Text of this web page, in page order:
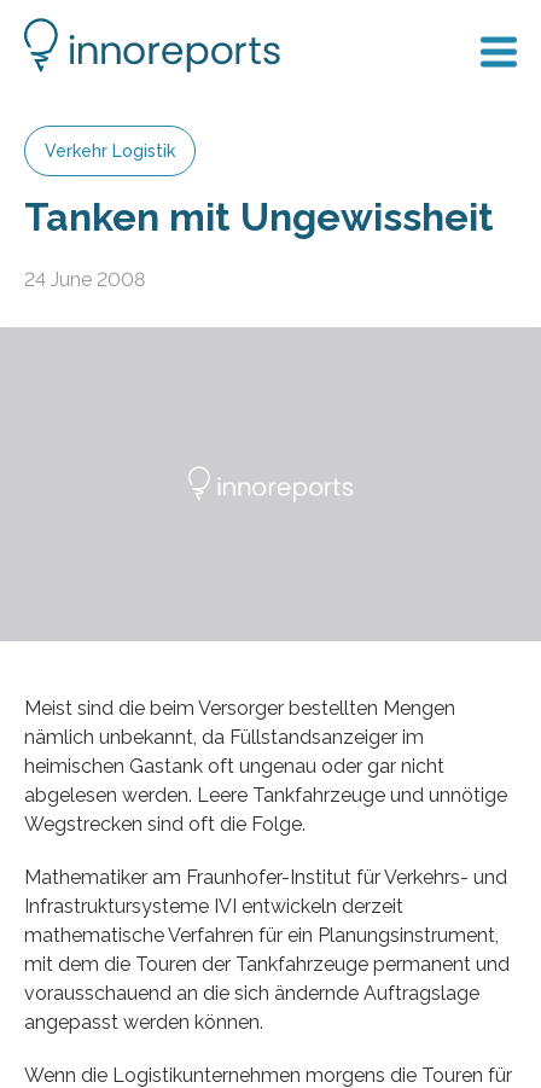
Verkehr Logistik
Tanken mit Ungewissheit
24 June 2008
Meist sind die beim Versorger bestellten Mengen
nämlich unbekannt, da Füllstandsanzeiger im
heimischen Gastank oft ungenau oder gar nicht
abgelesen werden. Leere Tankfahrzeuge und unnötige
Wegstrecken sind oft die Folge.
Mathematiker am Fraunhofer-Institut für Verkehrs- und
Infrastruktursysteme IVI entwickeln derzeit
mathematische Verfahren für ein Planungsinstrument,
mit dem die Touren der Tankfahrzeuge permanent und
vorausschauend an die sich ändernde Auftragslage
angepasst werden können.
Wenn die Logistikunternehmen morgens die Touren für